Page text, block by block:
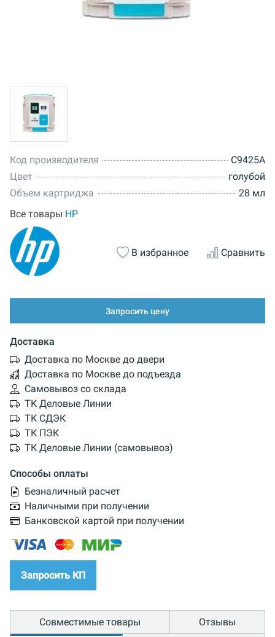
Код производителя
C9425A
Цвет
голубой
Объем картриджа
28 мл
Все товары HP
В избранное Сравнить
Запросить цену
Доставка
Доставка по Москве до двери
Доставка по Москве до подъезда
Самовывоз со склада
ТК Деловые Линии
ТК СДЭК
ТК ПЭК
ТК Деловые Линии (самовывоз)
Способы оплаты
Безналичный расчет
Наличными при получении
Банковской картой при получении
Запросить КП
Совместимые товары Отзывы